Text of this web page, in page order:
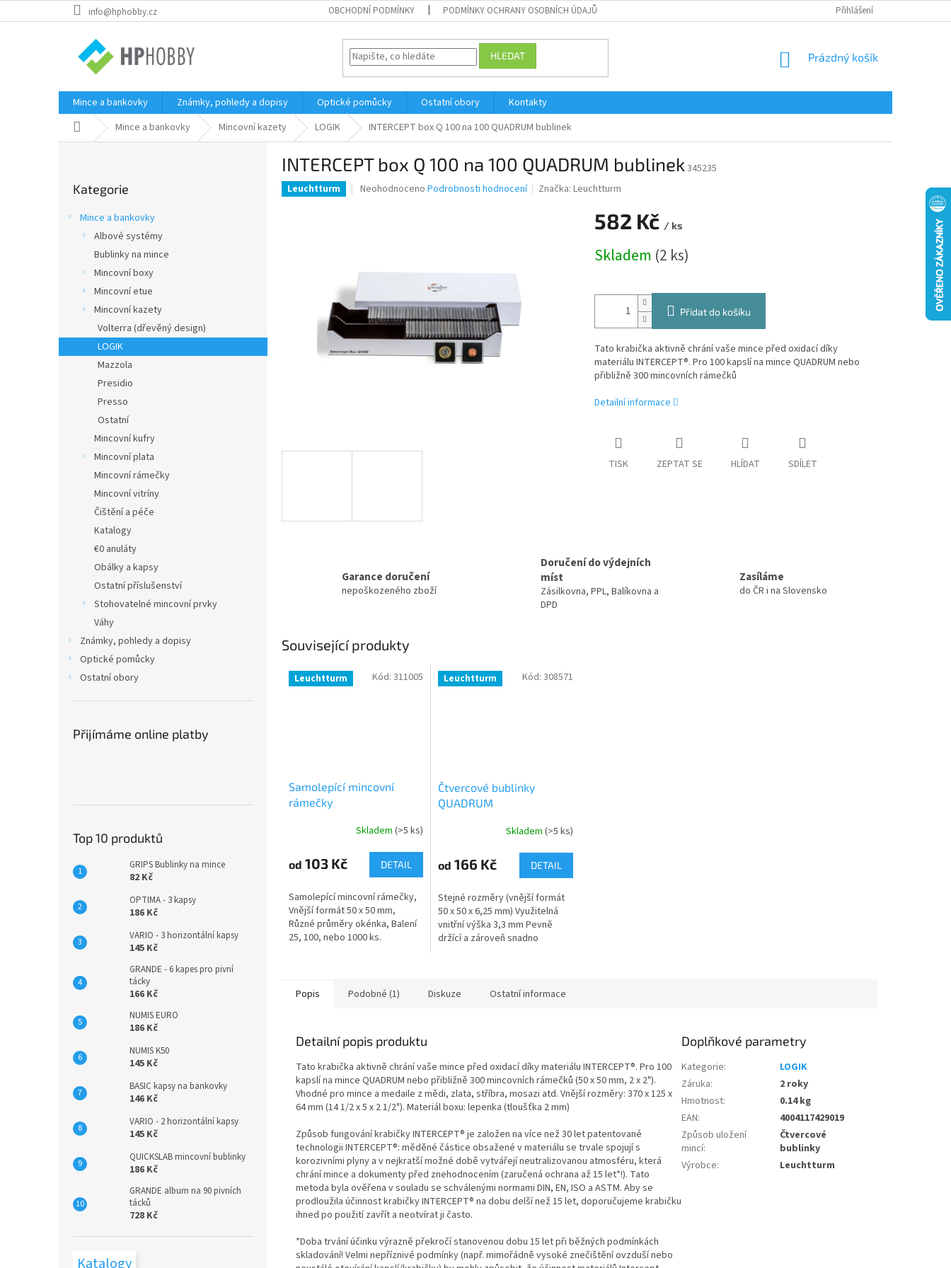
na
info@hphobby.cz OBCHODNÍ PODMÍNKY PODMÍNKY OCHRANY OSOBNÍCH ÚDAJŮ Přihlášení
HLEDAT
NÁKUPNÍ
Prázdný košík
Mince a bankovky Známky, pohledy a dopisy Optické pomůcky Ostatní obory
Kontakty
Domů Mince a bankovky Mincovní kazety LOGIK INTERCEPT box Q 100 na 100 QUADRUM bublinek
e
l
kategorie
Kategorie
Mince a bankovky
Albové systémy
Bublinky na mince
Mincovní boxy
Mincovní etue
Mincovní kazety
Volterra (dřevěný design)
LOGIK
Mazzola
Presidio
Presso
Ostatní
Mincovní kufry
Mincovní plata
Mincovní rámečky
Mincovní vitríny
Čištění a péče
Katalogy
€0 anuláty
Obálky a kapsy
Ostatní příslušenství
Stohovatelné mincovní prvky
Váhy
Známky, pohledy a dopisy
Optické pomůcky
Ostatní obory
Přijímáme online platby
Top 10 produktů
GRIPS Bublinky na mince
82 Kč
OPTIMA - 3 kapsy
186 Kč
VARIO - 3 horizontální kapsy
145 Kč
GRANDE - 6 kapes pro pivní
tácky
166 Kč
NUMIS EURO
186 Kč
NUMIS K50
145 Kč
BASIC kapsy na bankovky
146 Kč
VARIO - 2 horizontální kapsy
145 Kč
QUICKSLAB mincovní bublinky
186 Kč
GRANDE album na 90 pivních
tácků
728 Kč
Katalogy
INTERCEPT box Q 100 na 100 QUADRUM bublinek 345235
Leuchtturm
Průměrné
Neohodnoceno Podrobnosti hodnocení Značka:Leuchtturm
582 Kč / ks
cena:
Skladem (2 ks)
Přidat do košíku
Tato krabička aktivně chrání vaše mince před oxidací díky
materiálu INTERCEPT®. Pro 100 kapslí na mince QUADRUM nebo
přibližně 300 mincovních rámečků
Detailní informace
TISK ZEPTAT SE HLÍDAT SDÍLET
Garance doručení
nepoškozeného zboží
Doručení do výdejních
míst
Zásilkovna, PPL, Balíkovna a
DPD
Zasíláme
do ČR i na Slovensko
Související produkty
Leuchtturm
Samolepící mincovní
rámečky
Skladem (>5 ks)
od 103 Kč DETAIL
Samolepící mincovní rámečky,
Vnější formát 50 x 50 mm,
Různé průměry okénka, Balení
25, 100, nebo 1000 ks.
Kód: 311005 Leuchtturm
Čtvercové bublinky
QUADRUM
Skladem (>5 ks)
od 166 Kč DETAIL
Stejné rozměry (vnější formát
50 x 50 x 6,25 mm) Využitelná
vnitřní výška 3,3 mm Pevně
držící a zároveň snadno
Kód: 308571
Popis Podobné (1) Diskuze Ostatní informace
Detailní popis produktu
Tato krabička aktivně chrání vaše mince před oxidací díky materiálu INTERCEPT®. Pro 100
kapslí na mince QUADRUM nebo přibližně 300 mincovních rámečků (50 x 50 mm, 2 x 2").
Vhodné pro mince a medaile z mědi, zlata, stříbra, mosazi atd. Vnější rozměry: 370 x 125 x
64 mm (14 1/2 x 5 x 2 1/2"). Materiál boxu: lepenka (tloušťka 2 mm)
Způsob fungování krabičky INTERCEPT® je založen na více než 30 let patentované
technologii INTERCEPT®: měděné částice obsažené v materiálu se trvale spojují s
korozivními plyny a v nejkratší možné době vytvářejí neutralizovanou atmosféru, která
chrání mince a dokumenty před znehodnocením (zaručená ochrana až 15 let*!). Tato
metoda byla ověřena v souladu se schválenými normami DIN, EN, ISO a ASTM. Aby se
prodloužila účinnost krabičky INTERCEPT® na dobu delší než 15 let, doporučujeme krabičku
ihned po použití zavřít a neotvírat ji často.
*Doba trvání účinku výrazně překročí stanovenou dobu 15 let při běžných podmínkách
skladování! Velmi nepříznivé podmínky (např. mimořádně vysoké znečištění ovzduší nebo
Doplňkové parametry
Kategorie:
LOGIK
Záruka:
2 roky
Hmotnost:
0.14 kg
EAN:
4004117429019
Způsob uložení
mincí:
Čtvercové
bublinky
Výrobce: Leuchtturm